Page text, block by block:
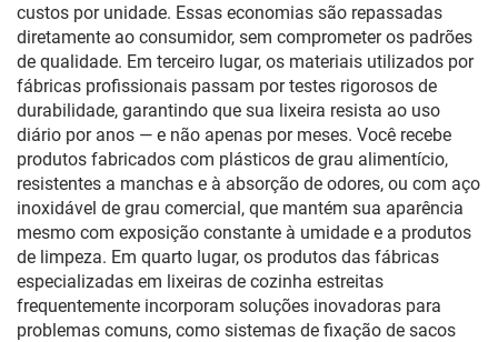
custos por unidade. Essas economias são repassadas
diretamente ao consumidor, sem comprometer os padrões
de qualidade. Em terceiro lugar, os materiais utilizados por
fábricas profissionais passam por testes rigorosos de
durabilidade, garantindo que sua lixeira resista ao uso
diário por anos — e não apenas por meses. Você recebe
produtos fabricados com plásticos de grau alimentício,
resistentes a manchas e à absorção de odores, ou com aço
inoxidável de grau comercial, que mantém sua aparência
mesmo com exposição constante à umidade e a produtos
de limpeza. Em quarto lugar, os produtos das fábricas
especializadas em lixeiras de cozinha estreitas
frequentemente incorporam soluções inovadoras para
problemas comuns, como sistemas de fixação de sacos